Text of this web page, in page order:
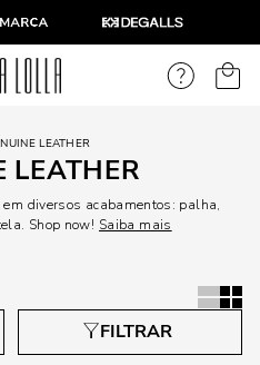
LEATHER
LEATHER
diversos acabamentos: palha,
Shop now! Saiba mais